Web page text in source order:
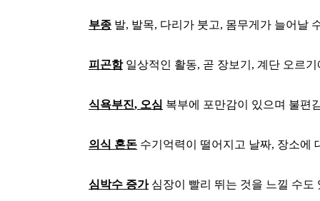
부종 발, 발목, 다리가 붓고, 몸무게가 늘어날
피곤함 일상적인 활동, 곧 장보기 , 계단 오르
식욕부진, 오심 복부에 포만감이 있으며 불편
의식 혼돈 수기억력이 떨어지고 날짜, 장소에
심박수 증가 심장이 빨리 뛰는 것을 느낄 수도